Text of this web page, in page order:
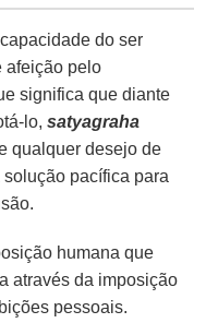
do ser
afeição pelo
significa que diante
lo,satyagraha
qualquer desejo de
pacífica para
humana que
através da imposição
pessoais.